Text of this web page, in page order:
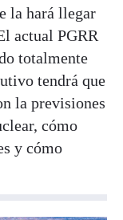
la hará llegar
actual PGRR
totalmente
tendrá que
la previsiones
cómo
y cómo